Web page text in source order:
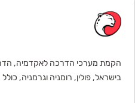
הקמת מערכי הדרכה לאקדמיה,
בישראל, פולין, רומניה וגרמניה,